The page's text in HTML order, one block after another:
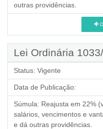
outras providências.
Lei Ordinária
Status: Vigente
Data de Publicação:
Súmula: Reajusta em 22%
salários, vencimentos e
e dá outras providências.